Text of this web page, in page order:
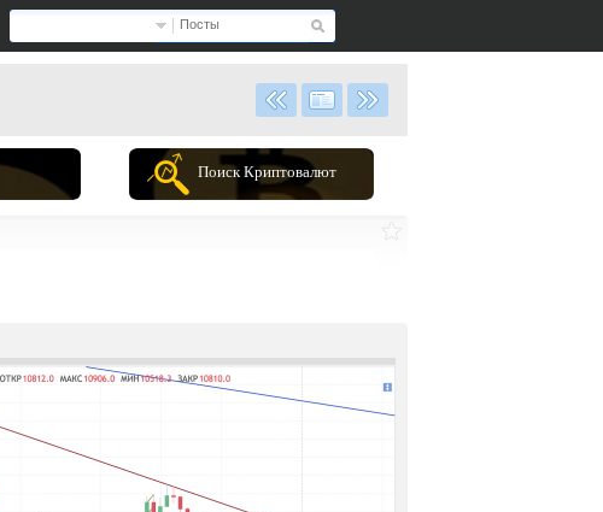
Посты
Поиск Криптовалют